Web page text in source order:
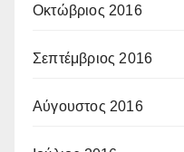
Οκτώβριος 2016
Σεπτέμβριος 2016
Αύγουστος 2016